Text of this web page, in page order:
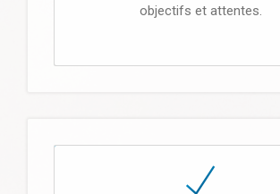
objectifs et attentes.